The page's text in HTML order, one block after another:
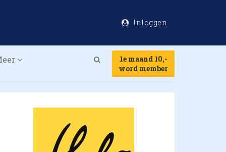
Inloggen
1e maand 10,-
word member